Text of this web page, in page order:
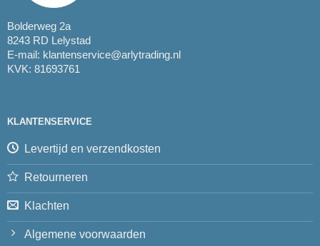
Bolderweg 2a
8243 RD Lelystad
E-mail: klantenservice@arlytrading.nl
KVK: 81693761
KLANTENSERVICE
Levertijd en verzendkosten
Retourneren
Klachten
Algemene voorwaarden